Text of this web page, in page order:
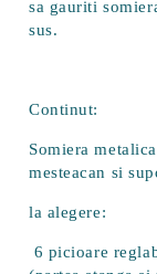
sa gauriti
sus.
Continut:
Somiera
mesteacan si
la alegere:
6 picioare